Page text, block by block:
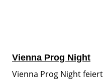
Vienna Prog Night
Vienna Prog Night